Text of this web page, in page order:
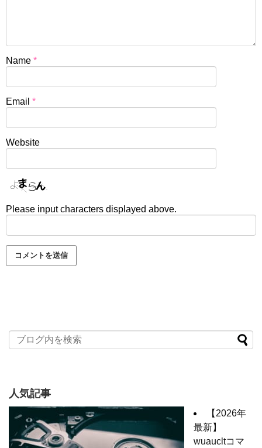
Name *
Email *
Website
Please input characters displayed above.
人気記事
【2026年
最新】
wuaucltコマ